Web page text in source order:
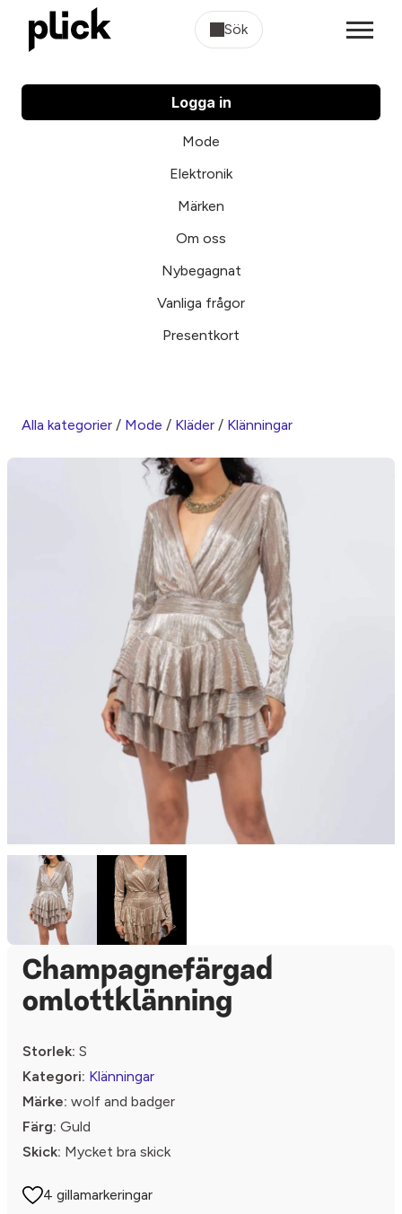
Sök
Logga in
Mode
Elektronik
Märken
Om oss
Nybegagnat
Vanliga frågor
Presentkort
Alla kategorier / Mode / Kläder / Klänningar
Champagnefärgad
omlottklänning
Storlek: S
Kategori: Klänningar
Märke: wolf and badger
Färg: Guld
Skick: Mycket bra skick
4 gillamarkeringar